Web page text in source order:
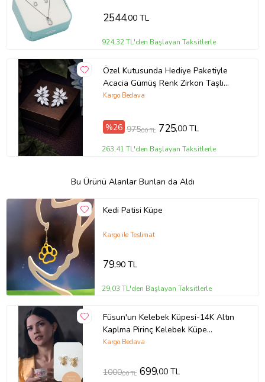
2544,00 TL
924,32 TL'den Başlayan Taksitlerle
Özel Kutusunda Hediye Paketiyle
Acacia Gümüş Renk Zirkon Taşlı
Abiye Düğün Nişan Söz Parti Davet
Kargo Bedava
%26 975,00 TL 725,00 TL
263,41 TL'den Başlayan Taksitlerle
Bu Ürünü Alanlar Bunları da Aldı
Kedi Patisi Küpe
Kargo ile Teslimat
79,90 TL
29,03 TL'den Başlayan Taksitlerle
Füsun'un Kelebek Küpesi-14K Altın
Kaplma Pirinç Kelebek Küpe
Masumiyet Müzesi İkonik Tasarım(2.5
Kargo Bedava
1000,00 TL 699,00 TL